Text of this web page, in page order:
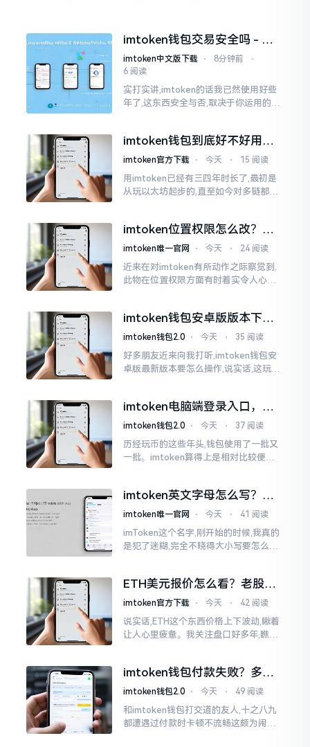
imtoken钱包交易安全吗 - 老
用户的一些心里话
imtoken中文版下载 ⋅ 8分钟前
⋅
6 阅读
实打实讲,imtoken的话我已然使用好些
年了,这东西安全与否,取决于你运用的方
睹过非常多的人
imtoken钱包到底好不好用？
老玩家说说真实体验
imtoken官方下载 ⋅ 今天 ⋅ 15 阅读
用imtoken已经有三四年时长了,最初是
从玩以太坊起步的,直至如今对多链都有
imtoken位置权限怎么改？手
把手教你搞定
imtoken唯一官网 ⋅ 今天 ⋅ 24 阅读
近来在对imtoken有所动作之际察觉到,
此物在位置权限方面有时着实令人心生
的模样
imtoken钱包安卓版版本下载
安装教程
imtoken钱包2.0 ⋅ 今天 ⋅ 35 阅读
好多朋友近来向我打听,imtoken钱包安
卓版最新版本要怎么操作,说实话,这玩意
0版本
imtoken电脑端登录入口，地
址在这里
imtoken钱包2.0 ⋅ 今天 ⋅ 37 阅读
历经玩币的这些年头,钱包使用了一批又
一批。imtoken算得上是相对比较便于
就得去寻觅电脑端的入口。
imtoken英文字母怎么写？正
确拼写看这里
imtoken唯一官网 ⋅ 今天 ⋅ 41 阅读
imToken这个名字,刚开始的时候,我真的
是犯了迷糊,完全不晓得大小写要怎么去
ETH美元报价怎么看？老股民
手把手教你盯盘
imtoken官方下载 ⋅ 今天 ⋅ 42 阅读
说实话,ETH这个东西价格上下波动,瞅着
让人心里疲惫。我关注盘口好多年,瞧见
判断。
imtoken钱包付款失败？多半
是这几个原因闹的
imtoken钱包2.0 ⋅ 今天 ⋅ 49 阅读
和imtoken钱包打交道的友人,十之八九
都遭遇过付款时卡顿不流畅这颇为闹心